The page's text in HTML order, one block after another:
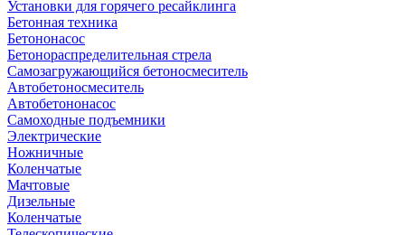
Установки для горячего ресайклинга
Бетонная техника
Бетононасос
Бетонораспределительная стрела
Самозагружающийся бетоносмеситель
Автобетоносмеситель
Автобетононасос
Самоходные подъемники
Электрические
Ножничные
Коленчатые
Мачтовые
Дизельные
Коленчатые